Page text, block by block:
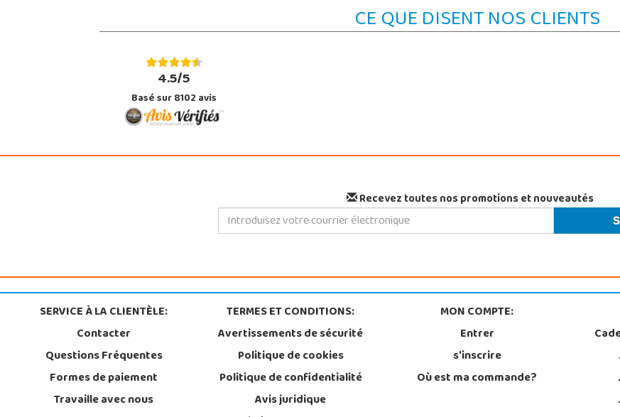
CE QUE DISENT NOS CLIENTS
4.5/5
Basé sur 8102 avis
Recevez toutes nos promotions et nouveautés
SERVICE À LA CLIENTÈLE:
Contacter
Questions Fréquentes
Formes de paiement
Travaille avec nous
TERMES ET CONDITIONS:
Avertissements de sécurité
Politique de cookies
Politique de confidentialité
Avis juridique
MON COMPTE:
Entrer
s'inscrire
Où est ma commande?